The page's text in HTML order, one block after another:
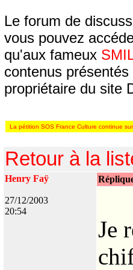
Le forum de
vous pouvez
qu'aux fameux
contenus
propriétaire du site
La pétition SOS France Culture continue
Retour à la
Henry Faÿ
27/12/2003
20:54
Je